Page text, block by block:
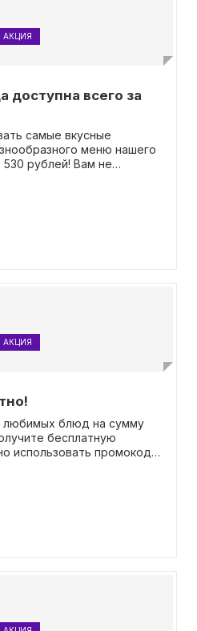
АКЦИЯ
доступна всего за
самые вкусные
меню нашего
рублей! Вам не
и наслаждайтесь вкусом!
АКЦИЯ
любимых блюд на сумму
бесплатную
использовать промокод